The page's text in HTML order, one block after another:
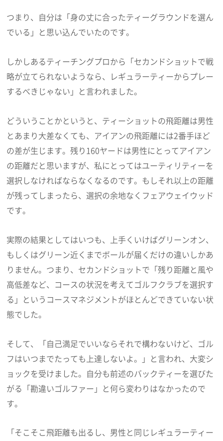
つまり、自分は「身の丈に合ったティーグラウンドを選ん
でいる」と思い込んでいたのです。
しかしあるティーチングプロから「セカンドショットで戦
略が立てられないようなら、レギュラーティーからプレー
するべきじゃない」と言われました。
どういうことかというと、ティーショットの飛距離は男性
とあまり大差なくても、アイアンの飛距離には2番手ほど
の差が生じます。残り160ヤードは男性にとってアイアン
の距離だと思いますが、私にとってはユーティリティーを
選択しなければならなくなるのです。もしそれ以上の距離
が残ってしまったら、選択の余地なくフェアウェイウッド
です。
実際の結果としてはいつも、上手くいけばグリーンオン、
もしくはグリーン近くまでボールが届くだけの違いしかあ
りません。つまり、セカンドショットで「残り距離と風や
高低差など、コースの状況を考えてゴルフクラブを選択す
る」というコースマネジメントがほとんどできていない状
態でした。
そして、「自己満足でいいならそれで構わないけど、ゴル
フはいつまでたっても上達しないよ。」と言われ、大変シ
ョックを受けました。自分も前述のバックティーを選びた
がる「勘違いゴルファー」と何ら変わりはなかったので
す。
「そこそこ飛距離も出るし、男性と同じレギュラーティー